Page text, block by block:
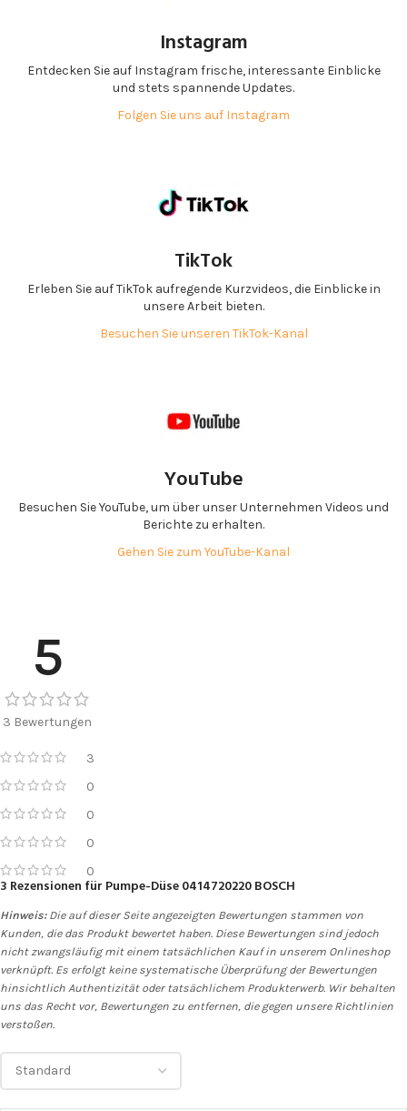
Instagram
Entdecken Sie auf Instagram frische, interessante Einblicke
und stets spannende Updates.
Folgen Sie uns auf Instagram
TikTok
Erleben Sie auf TikTok aufregende Kurzvideos, die Einblicke in
unsere Arbeit bieten.
Besuchen Sie unseren TikTok-Kanal
YouTube
Besuchen Sie YouTube, um über unser Unternehmen Videos und
Berichte zu erhalten.
Gehen Sie zum YouTube-Kanal
5
3 Bewertungen
3
0
0
0
0
3 Rezensionen für Pumpe-Düse 0414720220 BOSCH
Hinweis:Die auf dieser Seite angezeigten Bewertungen stammen von
Kunden, die das Produkt bewertet haben. Diese Bewertungen sind jedoch
nicht zwangsläufig mit einem tatsächlichen Kauf in unserem Onlineshop
verknüpft. Es erfolgt keine systematische Überprüfung der Bewertungen
hinsichtlich Authentizität oder tatsächlichem Produkterwerb. Wir behalten
uns das Recht vor, Bewertungen zu entfernen, die gegen unsere Richtlinien
verstoßen.